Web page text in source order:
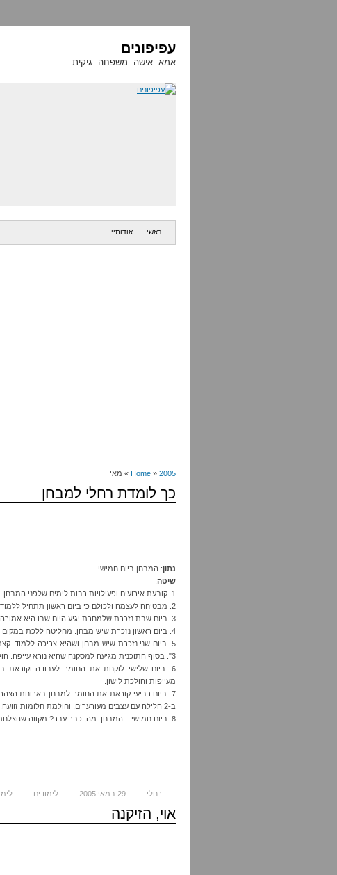
עפיפונים
אמא. אישה. משפחה. גיקית.
ראשי אודותיי
Home » 2005 » מאי
כך לומדת רחלי למבחן
נתון: המבחן ביום חמישי.
שיטה:
1. קובעת אירועים ופעילויות רבות לימים שלפני המבחן.
2. מבטיחה לעצמה ולכולם כי ביום ראשון תתחיל ללמוד בשקדנות.
3. ביום שבת נזכרת שלמחרת יגיע היום שבו היא אמורה להתחיל ללמוד. מסלקת את המחשבה ממוחה.
4. ביום ראשון נזכרת שיש מבחן. מחליטה ללכת במקום זה לסרט, כי יש עוד המון זמן.
5. ביום שני נזכרת שיש מבחן ושהיא צריכה
3". בסוף התוכנית מגיעה למסקנה שהיא נורא עייפה. הולכת לישון.
6. ביום שלישי לוקחת את החומר לעבודה
מעייפות והולכת לישון.
7. ביום רביעי קוראת את החומר למבחן בארוחת
ב-2 הלילה עם עצבים מעורערים, וחולמת חלומות זוועה.
8. ביום חמישי – המבחן. מה, כבר עבר? מקווה שהצלחתי.
רחלי 29 במאי 2005 לימודים
אוי, הזיקנה